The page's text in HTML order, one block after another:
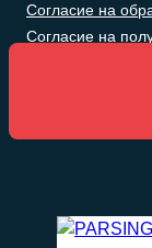
Согласие на
Согласие на